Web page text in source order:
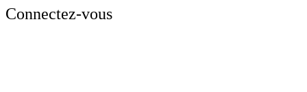
Connectez-vous